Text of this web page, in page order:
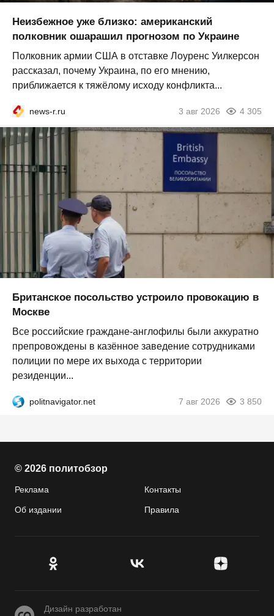
Неизбежное уже близко: американский
полковник ошарашил прогнозом по Украине
Полковник армии США в отставке Лоуренс Уилкерсон
рассказал, почему Украина, по его мнению,
приближается к тяжёлому исходу конфликта...
news-r.ru 3 авг 2026 4 305
Британское посольство устроило провокацию в
Москве
Все российские граждане-англофилы были аккуратно
препровождены в казённое заведение сотрудниками
полиции по мере их выхода с территории
резиденции...
politnavigator.net 7 авг 2026 3 850
© 2026 политобзор
Реклама Контакты
Об издании Правила